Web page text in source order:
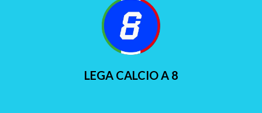
LEGA CALCIO A 8